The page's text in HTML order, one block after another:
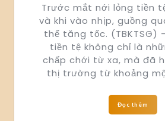
Trước mắt nới lỏng tiền
và khi vào nhịp, guồng
thể tăng tốc. (TBKTSG)
tiền tệ không chỉ là
chấp chới từ xa, mà đã
thị trường từ khoảng
Đọc thêm